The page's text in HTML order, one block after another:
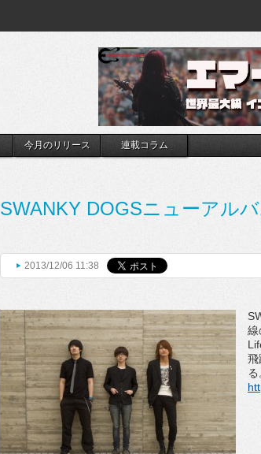
今月のリリース 連載コラム
SWANKY DOGSニューアル
2013/12/06 11:38
線
飛